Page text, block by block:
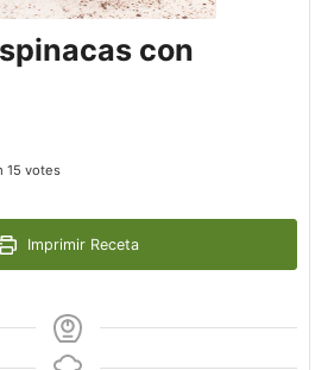
con
15 votes
Imprimir Receta